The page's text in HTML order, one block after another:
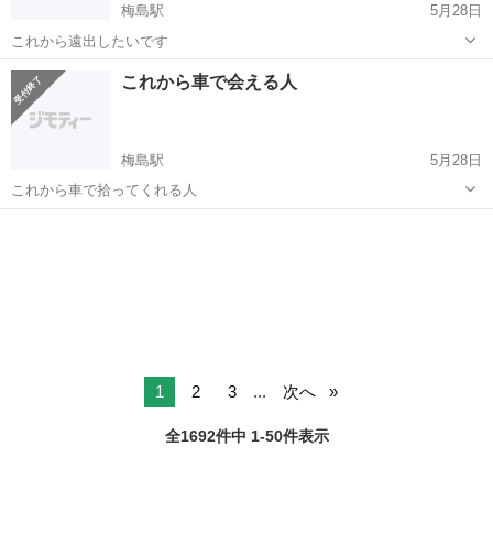
梅島駅
5月28日
これから遠出したいです
東京 梅島駅 展示会
これから車で会える人
梅島駅
5月28日
これから車で拾ってくれる人
1 2 3 ... 次へ
全1692件中 1-50件表示